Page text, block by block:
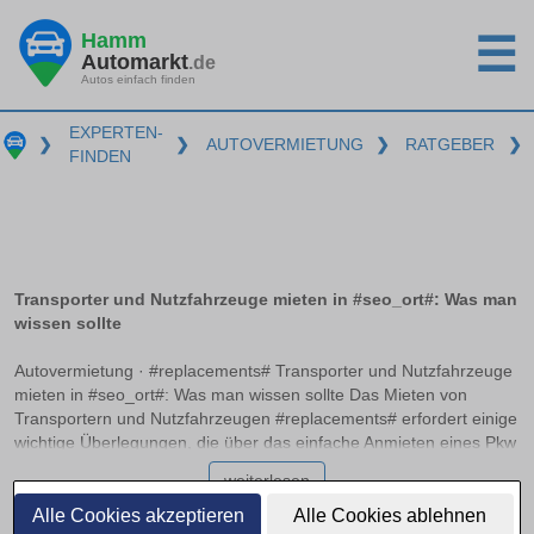
Alle Cookies akzeptieren Alle Cookies ablehnen
Hamm
Automarkt.de
Autos einfach finden ☰
❯
EXPERTEN-
FINDEN
❯ AUTOVERMIETUNG ❯ RATGEBER ❯
Transporter und Nutzfahrzeuge mieten in #seo_ort#: Was man
wissen sollte
Autovermietung · #replacements# Transporter und Nutzfahrzeuge
mieten in #seo_ort#: Was man wissen sollte Das Mieten von
Transportern und Nutzfahrzeugen #replacements# erfordert einige
wichtige Überlegungen, die über das einfache Anmieten eines Pkw
hinausgehen. Die passende Führerscheinklasse und das
Verständnis der Gewichtsgrenzen sind entscheidend, um die
richtige Wahl zu treffen. Zudem variiert die Kostenstruktur,
weiterlesen